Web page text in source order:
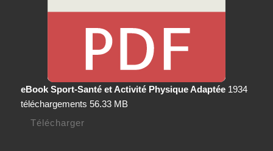
eBook Sport-Santé et Activité Physique Adaptée 1934
téléchargements 56.33 MB
Télécharger